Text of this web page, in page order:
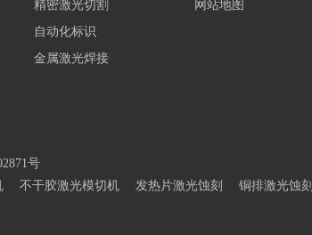
精密激光切割
自动化标识
金属激光焊接
网站地图
号
不干胶激光模切机 发热片激光蚀刻 铜排激光蚀刻